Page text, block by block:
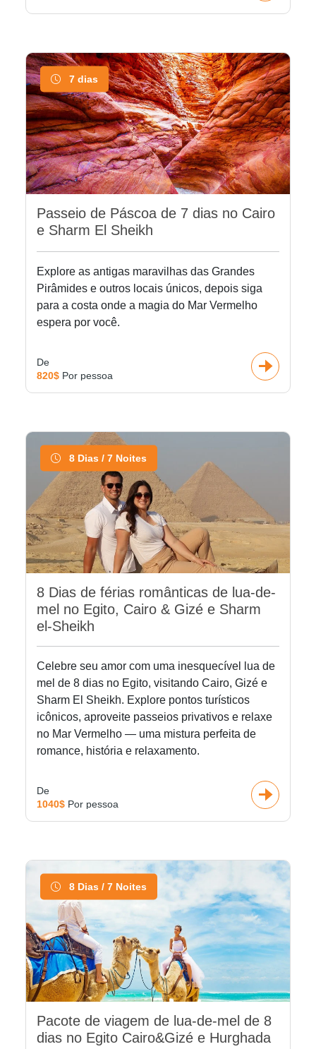
7 dias
Passeio de Páscoa de 7 dias no Cairo
e Sharm El Sheikh
Explore as antigas maravilhas das Grandes
Pirâmides e outros locais únicos, depois siga
para a costa onde a magia do Mar Vermelho
espera por você.
De
820$ Por pessoa
8 Dias / 7 Noites
8 Dias de férias românticas de lua-de-
mel no Egito, Cairo & Gizé e Sharm
el-Sheikh
Celebre seu amor com uma inesquecível lua de
mel de 8 dias no Egito, visitando Cairo, Gizé e
Sharm El Sheikh. Explore pontos turísticos
icônicos, aproveite passeios privativos e relaxe
no Mar Vermelho — uma mistura perfeita de
romance, história e relaxamento.
De
1040$ Por pessoa
8 Dias / 7 Noites
Pacote de viagem de lua-de-mel de 8
dias no Egito Cairo&Gizé e Hurghada